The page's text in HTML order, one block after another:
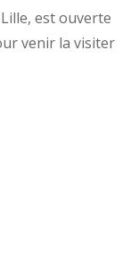
est ouverte
venir la visiter